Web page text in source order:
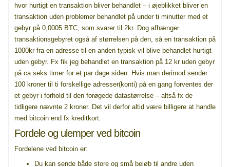
hvor hurtigt en transaktion bliver behandlet – i øjeblikket bliver en
transaktion uden problemer behandlet på under ti minutter med et
gebyr på 0,0005 BTC, som svarer til 2kr. Dog afhænger
transaktionsgebyret også af størrelsen på den, så en transaktion på
1000kr fra en adresse til en anden typisk vil blive behandlet hurtigt
uden gebyr. Fx fik jeg behandlet en transaktion på 12 kr uden gebyr
på ca seks timer for et par dage siden. Hvis man derimod sender
100 kroner til ti forskellige adresser(konti) på en gang forventes der
et gebyr i forhold til den forøgede datastørrelse – altså fx de
tidligere nævnte 2 kroner. Det vil derfor altid være billigere at handle
med bitcoin end fx kreditkort.
Fordele og ulemper ved bitcoin
Fordelene ved bitcoin er:
Du kan sende både store og små beløb til andre uden